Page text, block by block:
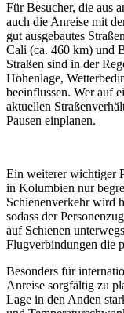
Für Besucher, die aus
auch die Anreise mit
gut ausgebautes
Cali (ca. 460 km) und
Straßen sind in der
Höhenlage,
beeinflussen. Wer auf
aktuellen
Pausen einplanen.
Ein weiterer wichtiger
in Kolumbien nur
Schienenverkehr wird
sodass der
auf Schienen
Flugverbindungen die
Besonders für
Anreise sorgfältig zu
Lage in den Anden